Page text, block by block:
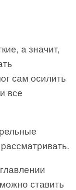
а значит,
сам осилить
все
ставить